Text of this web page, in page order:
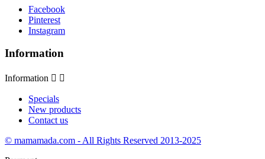
Facebook
Pinterest
Instagram
Information
Information  
Specials
New products
Contact us
© mamamada.com - All Rights Reserved 2013-2025